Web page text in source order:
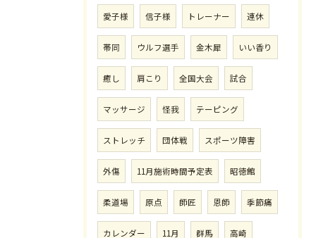
愛子様 信子様 トレーナー 連休
帯同 ウルフ選手 金木犀 いい香り
癒し 肩こり 全国大会 試合
マッサージ 怪我 テーピング
ストレッチ 団体戦 スポーツ障害
外傷 11月施術時間予定表 昭徳館
柔道場 原点 師匠 恩師 季節痛
カレンダー 11月 群馬 高崎